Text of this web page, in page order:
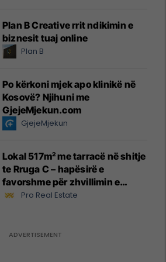
Plan B Creative rrit ndikimin e
biznesit tuaj online
Plan B
Po kërkoni mjek apo klinikë në
Kosovë? Njihuni me
GjejeMjekun.com
GjejeMjekun
Lokal 517m² me tarracë në shitje
te Rruga C – hapësirë e
favorshme për zhvillimin e
biznesit #15796
Pro Real Estate